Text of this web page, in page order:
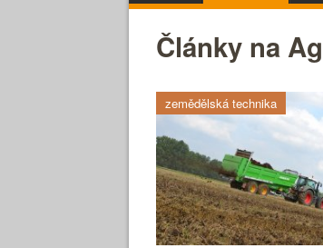
Články na
zemědělská technika